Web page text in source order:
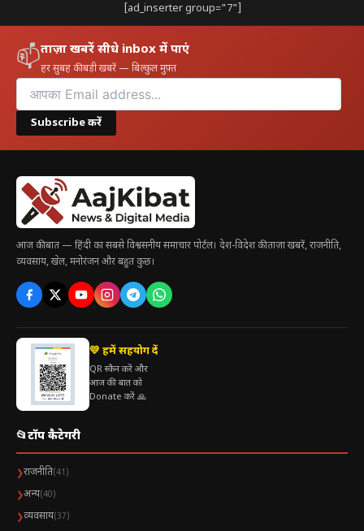
[ad_inserter group="7"]
📫ताज़ा खबरें सीधे inbox में पाएं
हर सुबह की बड़ी खबरें — बिल्कुल मुफ़्त
Subscribe करें
आज की बात — हिंदी का सबसे विश्वसनीय समाचार पोर्टल। देश-विदेश की ताज़ा खबरें, राजनीति,
व्यवसाय, खेल, मनोरंजन और बहुत कुछ।
💛 हमें सहयोग दें
QR स्कैन करें और
आज की बात को
Donate करें 🙏
📂टॉप कैटेगरी
❯राजनीति(41)
❯अन्य(40)
❯व्यवसाय(37)